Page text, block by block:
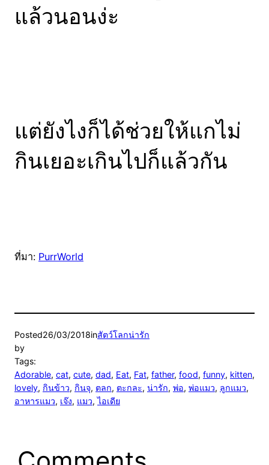
แล้วนอนง่ะ
แต่ยังไงก็ได้ช่วยให้แกไม่
กินเยอะเกินไปก็แล้วกัน
ที่มา: PurrWorld
Posted26/03/2018inสัตว์โลกน่ารัก
by
Tags:
Adorable, cat, cute, dad, Eat, Fat, father, food, funny, kitten
lovely, กินข้าว, กินจุ, ตลก, ตะกละ, น่ารัก, พ่อ, พ่อแมว, ลูกแมว
อาหารแมว, เจ๊ง, แมว, ไอเดีย